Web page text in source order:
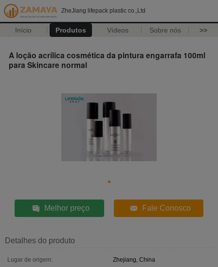
ZheJiang lifepack plastic co.,Ltd
Início Produtos Vídeos Sobre nós >>
A loção acrílica cosmética da pintura engarrafa 100ml
para Skincare normal
Melhor preço Fale Conosco
Detalhes do produto
Lugar de origem:
Zhejiang, China